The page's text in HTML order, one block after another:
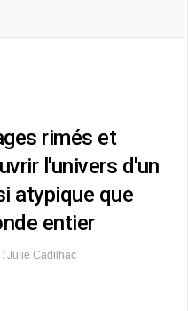
rimés et
l'univers d'un
atypique que
entier
: Julie Cadilhac